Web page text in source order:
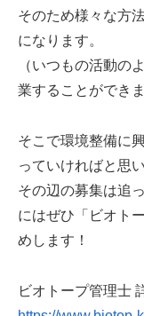
そのため様々な方
になります。
（いつもの活動の
業することができま
そこで環境整備に
っていければと思い
その辺の募集は追
にはぜひ「ビオト
めします！
ビオトープ管理士